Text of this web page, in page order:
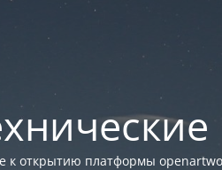
к открытию платформы